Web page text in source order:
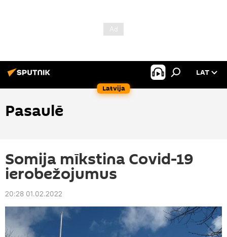
Latvija
LAT
Pasaulē
Somija mīkstina Covid-19
ierobežojumus
20:28 01.02.2022